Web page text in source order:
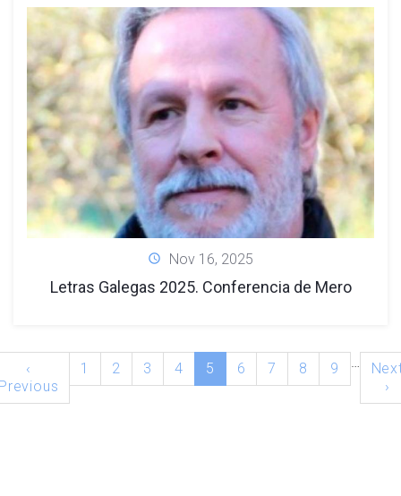
Nov 16, 2025
Letras Galegas 2025. Conferencia de Mero
‹
1 2 3 4 5 6 7 8 9
›